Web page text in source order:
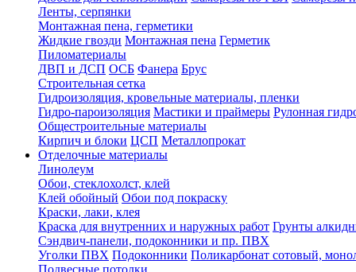
Ленты, серпянки
Монтажная пена, герметики
Жидкие гвозди Монтажная пена Герметик
Пиломатериалы
ДВП и ДСП ОСБ Фанера Брус
Строительная сетка
Гидроизоляция, кровельные материалы, пленки
Гидро-пароизоляция Мастики и праймеры Рулонная
Общестроительные материалы
Кирпич и блоки ЦСП Металлопрокат
Отделочные материалы
Линолеум
Обои, стеклохолст, клей
Клей обойный Обои под покраску
Краски, лаки, клея
Краска для внутренних и наружных работ Грунты
Сэндвич-панели, подоконники и пр. ПВХ
Уголки ПВХ Подоконники Поликарбонат сотовый,
Подвесные потолки